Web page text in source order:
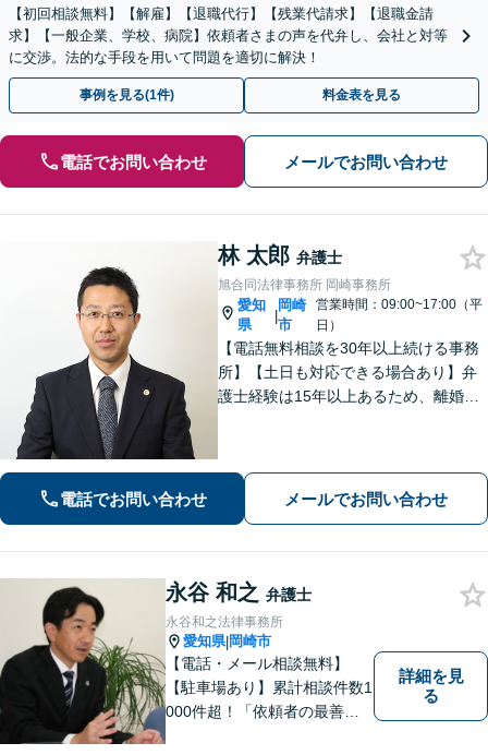
【初回相談無料】【解雇】【退職代行】【残業代請求】【退職金請
求】【一般企業、学校、病院】依頼者さまの声を代弁し、会社と対等
に交渉。法的な手段を用いて問題を適切に解決！
事例を見る(1件) 料金表を見る
電話でお問い合わせ メールでお問い合わせ
林 太郎 弁護士
旭合同法律事務所 岡崎事務所
愛知
県
|
岡崎
市
営業時間：09:00~17:00（平
日）
【電話無料相談を30年以上続ける事務
所】【土日も対応できる場合あり】弁
護士経験は15年以上あるため、離婚・
籍】【駐車場２台分あり】
電話でお問い合わせ メールでお問い合わせ
永谷 和之 弁護士
永谷和之法律事務所
愛知県|岡崎市
【電話・メール相談無料】
【駐車場あり】累計相談件数1
000件超！「依頼者の最善の
詳細を見
る